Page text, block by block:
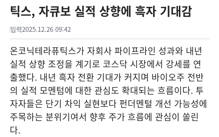
틱스, 자큐보 실적 상향에 흑자 기대감
입력2025.12.26 09:42
온코닉테라퓨틱스가 자회사 파이프라인 성과와 내년
실적 상향 조정을 계기로 코스닥 시장에서 강세를 연
출했다. 내년 흑자 전환 기대가 커지며 바이오주 전반
의 실적 모멘텀에 대한 관심도 확대되는 흐름이다. 투
자자들은 단기 차익 실현보다 펀더멘털 개선 가능성에
주목하는 분위기여서 향후 주가 흐름에 관심이 쏠린
다.